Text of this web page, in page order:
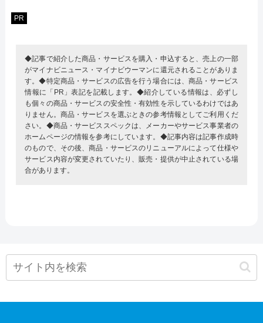
PR
◆記事で紹介した商品・サービスを購入・申込すると、売上の一部
がマイナビニュース・マイナビウーマンに還元されることがありま
す。◆特定商品・サービスの広告を行う場合には、商品・サービス
情報に「PR」表記を記載します。◆紹介している情報は、必ずし
も個々の商品・サービスの安全性・有効性を示しているわけではあ
りません。商品・サービスを選ぶときの参考情報としてご利用くだ
さい。◆商品・サービススペックは、メーカーやサービス事業者の
ホームページの情報を参考にしています。◆記事内容は記事作成時
のもので、その後、商品・サービスのリニューアルによって仕様や
サービス内容が変更されていたり、販売・提供が中止されている場
合があります。